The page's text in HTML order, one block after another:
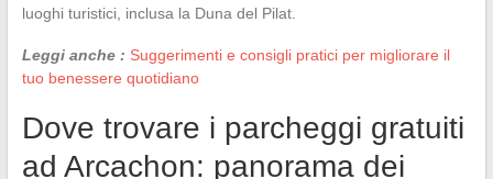
luoghi turistici, inclusa la Duna del Pilat.
Leggi anche : Suggerimenti e consigli pratici per migliorare il
tuo benessere quotidiano
Dove trovare i parcheggi gratuiti
ad Arcachon: panorama dei